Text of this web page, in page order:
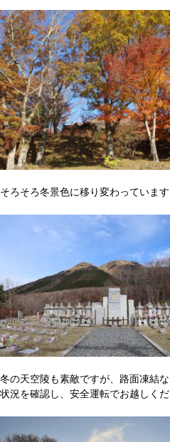
そろそろ冬景色に移り変わっています
冬の天空陵も素敵ですが、路面凍結
状況を確認し、安全運転でお越しくだ